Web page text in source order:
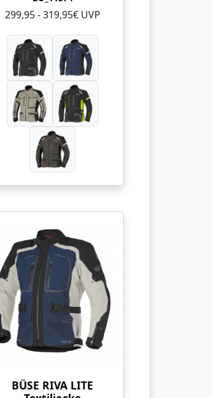
299,95 - 319,95€ UVP
BÜSE RIVA LITE